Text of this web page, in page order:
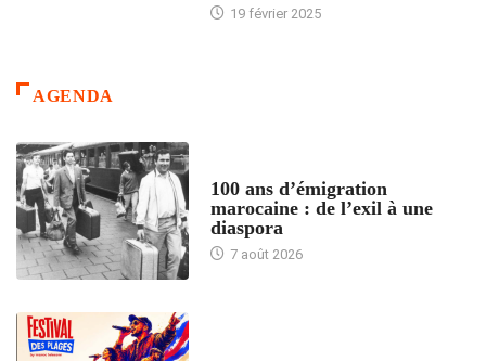
19 février 2025
AGENDA
100 ans d’émigration
marocaine : de l’exil à une
diaspora
7 août 2026